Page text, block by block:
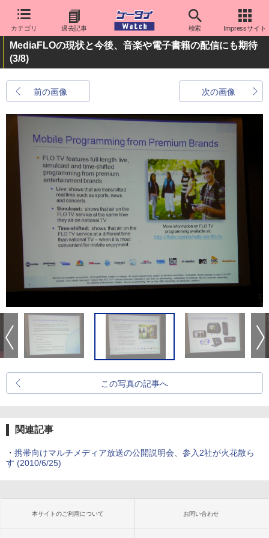
カテゴリ 過去記事 検索 Impressサイト
MediaFLOの現状と今後、音楽や電子書籍の配信にも期待
(3/8)
前の画像 次の画像
この写真の記事へ
関連記事
・ 携帯向けマルチメディア放送の公開説明会、参入2社が火花散ら
す (2010/6/25)
本サイトのご利用について お問い合わせ